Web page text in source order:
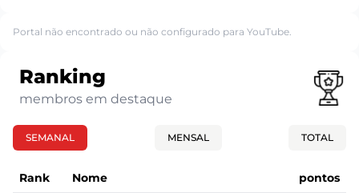
Portal não encontrado ou não configurado para YouTube.
Ranking
membros em destaque
SEMANAL MENSAL TOTAL
Rank Nome pontos